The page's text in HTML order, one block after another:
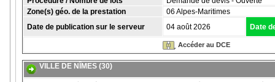
Zone(s) géo. de la prestation
06 Alpes-Maritimes
Date de publication sur le serveur
04 août 2026 Date
Accéder au DCE
VILLE DE NÎMES (30)